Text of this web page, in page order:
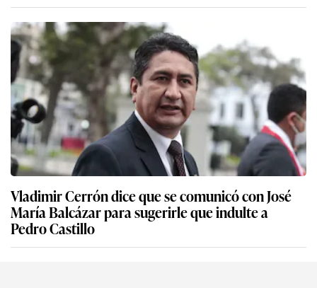
Vladimir Cerrón dice que se comunicó con José
María Balcázar para sugerirle que indulte a
Pedro Castillo